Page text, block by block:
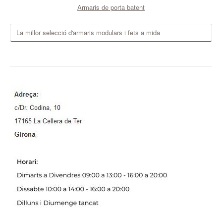
Armaris de porta batent
La millor selecció d'armaris modulars i fets a mida